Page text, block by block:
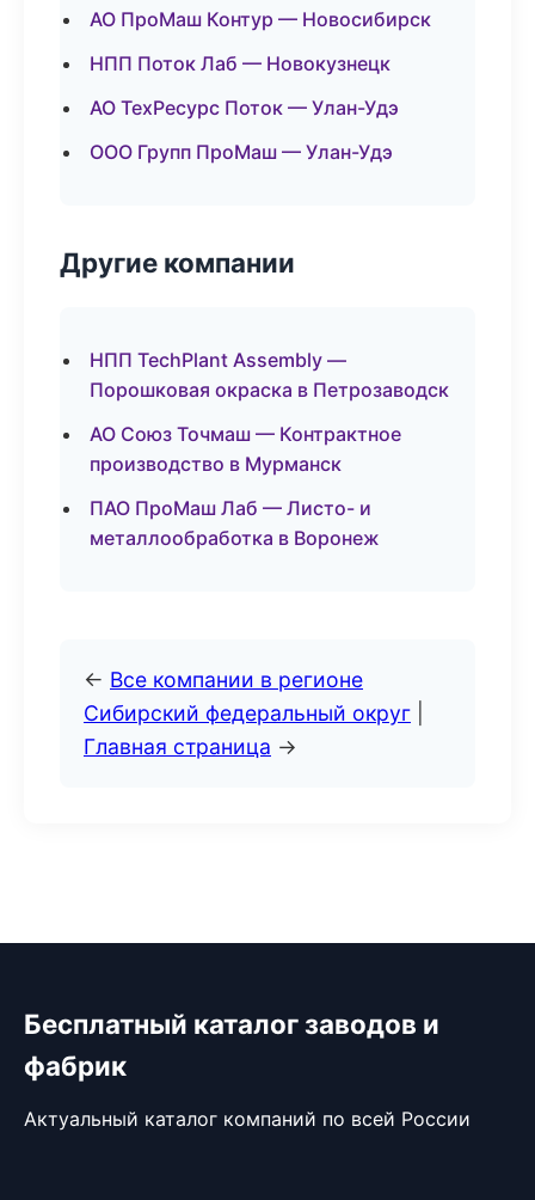
АО ПроМаш Контур — Новосибирск
НПП Поток Лаб — Новокузнецк
АО ТехРесурс Поток — Улан-Удэ
ООО Групп ПроМаш — Улан-Удэ
Другие компании
НПП TechPlant Assembly —
Порошковая окраска в Петрозаводск
АО Союз Точмаш — Контрактное
производство в Мурманск
ПАО ПроМаш Лаб — Листо- и
металлообработка в Воронеж
← Все компании в регионе
Сибирский федеральный округ
Главная страница →
Бесплатный каталог заводов и
фабрик
Актуальный каталог компаний по всей России